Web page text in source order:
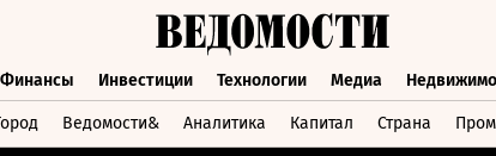
Финансы Инвестиции Технологии Медиа
Ведомости& Аналитика Капитал Страна